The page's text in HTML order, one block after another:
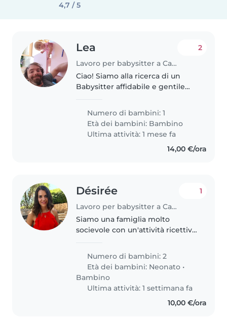
4,7 / 5
Lea
Lavoro per babysitter a Castiglione della Pescaia
2
Ciao! Siamo alla ricerca di un
Babysitter affidabile e gentile
amichevole. Siamo in vacanza a
Castiglione della pescaia al
solemaremma .
Numero di bambini: 1
Età dei bambini: Bambino
Ultima attività: 1 mese fa
14,00 €/ora
Désirée
Lavoro per babysitter a Castiglione della Pescaia
1
Siamo una famiglia molto
socievole con un'attività ricettiva
mesi e cerchiamo una persona di
compagnia per me che sono..
Numero di bambini: 2
Età dei bambini: Neonato •
Bambino
Ultima attività: 1 settimana fa
10,00 €/ora